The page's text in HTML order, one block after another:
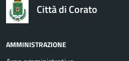
Città di Corato
AMMINISTRAZIONE